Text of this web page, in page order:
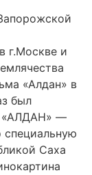
г.Москве и
«Алдан» в
был
«АЛДАН» —
Саха